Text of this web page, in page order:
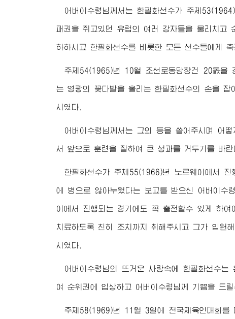
어버이수령님께서 는 한필화선수가 주체
패권을 쥐고있던 유럽의 여러 강자들을 물리치고
하하시고 한필화선수를 비롯한 모든 선수들에게
주체54(1965)년 10월 조선로동당창건 20돐을
는 영광의 꽃다발을 올리는 한필화선수의 손을
시였다.
어버이수령님께서 는 그의 등을 쓸어주시며 어
서 앞으로 훈련을 잘하여 큰 성과를 거두기를 바
한필화선수가 주체55(1966)년 노르웨이에서
에 병으로 않아누웠다는 보고를 받으신 어버이수
이에서 진행되는 경기에도 꼭 출전할수 있게 하
치료하도록 친히 조치까지 취해주시고 그가 입원
시였다.
어버이수령님 의 뜨거운 사랑속에 한필화선수는
여 순위권에 입상하고 어버이수령님 께 기쁨을 드릴
주체58(1969)년 11월 3일에 전국체육인대회를